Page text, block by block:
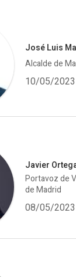
José Luis
Alcalde de
10/05/2023
Javier
Portavoz de
de Madrid
08/05/2023